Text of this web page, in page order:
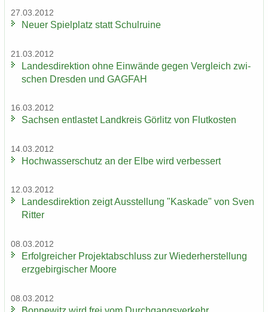
27.03.2012
Neuer Spiel­platz statt Schul­rui­ne
21.03.2012
Lan­des­di­rek­ti­on ohne Ein­wän­de gegen Ver­gleich zwi­
schen Dres­den und GAG­FAH
16.03.2012
Sach­sen ent­las­tet Land­kreis Gör­litz von Flut­kos­ten
14.03.2012
Hoch­was­ser­schutz an der Elbe wird ver­bes­sert
12.03.2012
Lan­des­di­rek­ti­on zeigt Aus­stel­lung "Kas­ka­de" von Sven
Rit­ter
08.03.2012
Er­folg­rei­cher Pro­jekt­ab­schluss zur Wie­der­her­stel­lung
erz­ge­bir­gi­scher Moore
08.03.2012